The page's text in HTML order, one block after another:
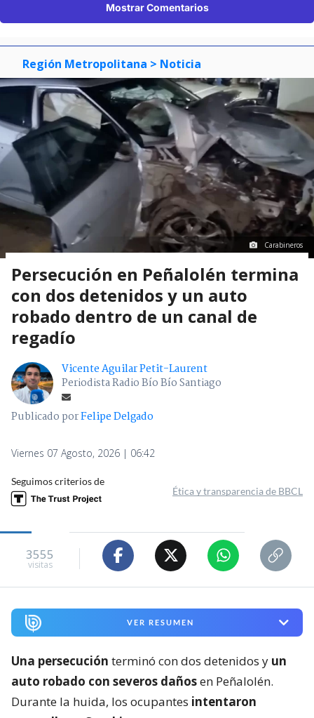
Mostrar Comentarios
Región Metropolitana > Noticia
Carabineros
Persecución en Peñalolén termina
con dos detenidos y un auto
robado dentro de un canal de
regadío
Vicente Aguilar Petit-Laurent
Periodista Radio Bío Bío Santiago
Publicado porFelipe Delgado
Viernes 07 Agosto, 2026 | 06:42
Seguimos criterios de
Ética y transparencia de BBCL
3555
visitas
VER RESUMEN
Una persecución terminó con dos detenidos y un
auto robado con severos dañosen Peñalolén.
Durante la huida, los ocupantes intentaron